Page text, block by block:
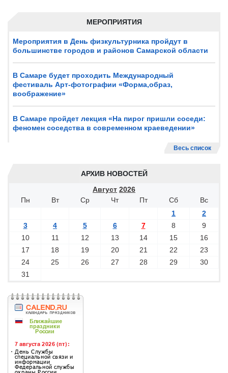
МЕРОПРИЯТИЯ
Мероприятия в День физкультурника пройдут в
большинстве городов и районов Самарской области
В Самаре будет проходить Международный
фестиваль Арт-фотографии «Форма,образ,
воображение»
В Самаре пройдет лекция «На пирог пришли соседи:
феномен соседства в современном краеведении»
Весь список
АРХИВ НОВОСТЕЙ
Август 2026
Пн
Вт Ср Чт Пт Сб
Вс
1
2
3
4 5 6 7 8
9
10
11 12 13 14 15
16
17
18 19 20 21 22
23
24
25 26 27 28 29
30
31